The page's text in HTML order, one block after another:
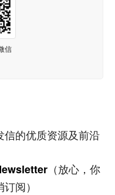
信
的优质资源及前沿
（放心，你
阅）